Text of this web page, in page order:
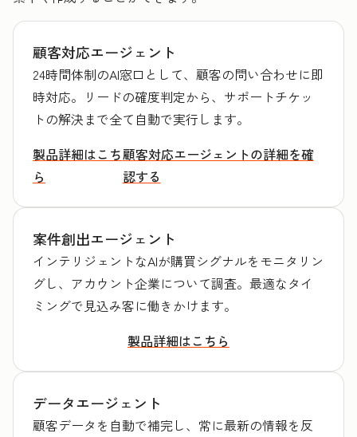
顧客対応エージェント
24時間体制のAI窓口として、顧客の問い合わせに即
時対応。リードの確度判定から、サポートチケッ
トの解決まで全て自動で実行します。
製品詳細はこち
ら
顧客対応エージェントの詳細を確
認する
案件創出エージェント
インテリジェントなAIが購買シグナルをモニタリン
グし、アカウント企業について調査。最適なタイ
ミングで見込み客に働きかけます。
製品詳細はこちら
データエージェント
顧客データを自動で補完し、常に最新の情報を反